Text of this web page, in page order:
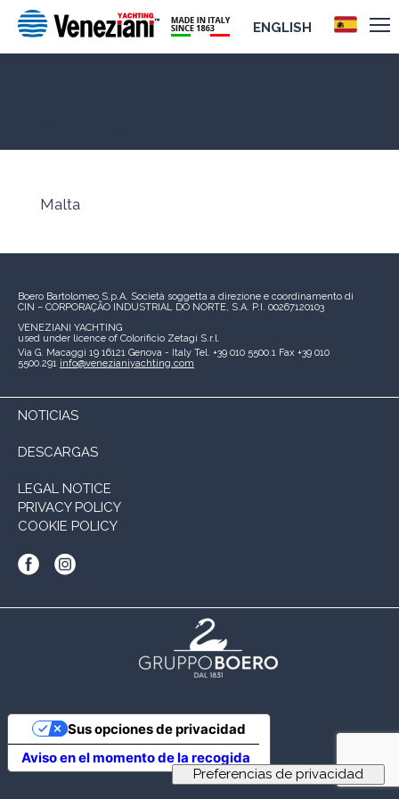
ENGLISH
Malta
Boero Bartolomeo S.p.A. Società soggetta a direzione e coordinamento di
CIN – CORPORAÇÃO INDUSTRIAL DO NORTE, S.A. P.I. 00267120103
VENEZIANI YACHTING
used under licence of Colorificio Zetagi S.r.l.
Via G. Macaggi 19 16121 Genova - Italy Tel. +39 010 5500.1 Fax +39 010
5500.291 info@venezianiyachting.com
NOTICIAS
DESCARGAS
LEGAL NOTICE
PRIVACY POLICY
COOKIE POLICY
Aviso en el momento de la recogida
Sus opciones de privacidad